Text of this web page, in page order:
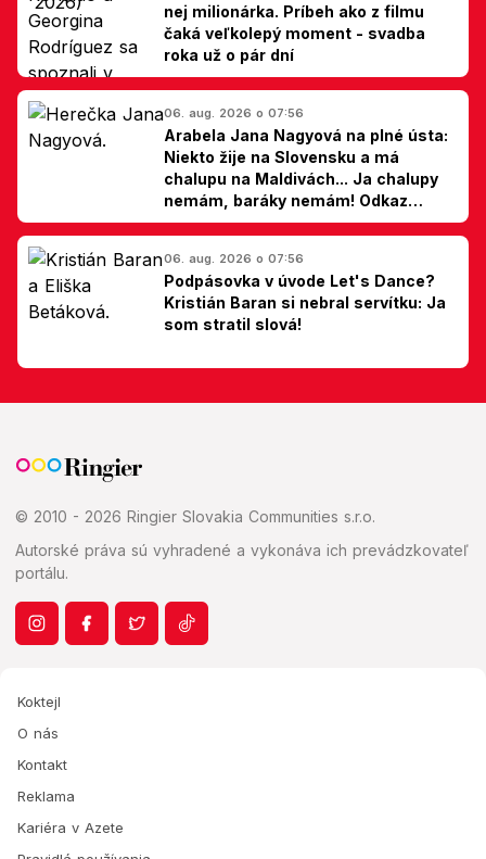
nej milionárka. Príbeh ako z filmu
čaká veľkolepý moment - svadba
roka už o pár dní
06. aug. 2026 o 07:56
Arabela Jana Nagyová na plné ústa:
Niekto žije na Slovensku a má
chalupu na Maldivách... Ja chalupy
nemám, baráky nemám! Odkaz
Slovákom
06. aug. 2026 o 07:56
Podpásovka v úvode Let's Dance?
Kristián Baran si nebral servítku: Ja
som stratil slová!
© 2010 - 2026 Ringier Slovakia Communities s.r.o.
Autorské práva sú vyhradené a vykonáva ich prevádzkovateľ
portálu.
Koktejl
O nás
Kontakt
Reklama
Kariéra v Azete